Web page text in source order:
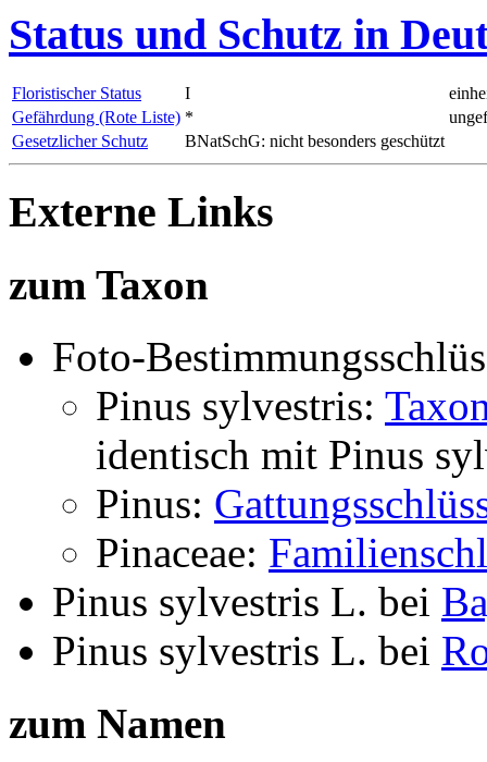
Status und Schutz in
Floristischer Status I
Gefährdung (Rote Liste) *
Gesetzlicher Schutz
BNatSchG: nicht besonders geschützt
Externe Links
zum Taxon
Foto-
Pinus sylvestris:
identisch mit Pinus
Pinus:
Pinaceae:
Pinus sylvestris L. bei
Pinus sylvestris L. bei
zum Namen